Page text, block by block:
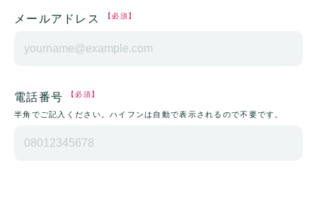
メールアドレス 【必須】
電話番号 【必須】
半角でご記入ください。ハイフンは自動で表示されるので不要です。